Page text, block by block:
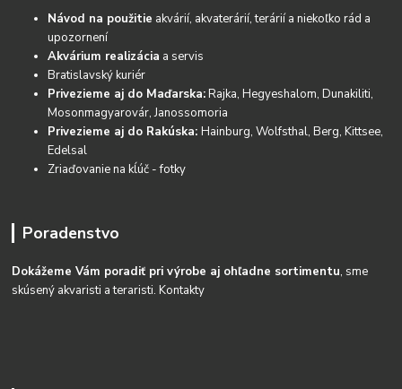
Návod na použitie akvárií, akvaterárií, terárií a niekoľko rád a
upozornení
Akvárium realizácia a servis
Bratislavský kuriér
Privezieme aj do Maďarska:Rajka, Hegyeshalom, Dunakiliti,
Mosonmagyarovár, Janossomoria
Privezieme aj do Rakúska:Hainburg, Wolfsthal, Berg, Kittsee,
Edelsal
Zriaďovanie na kĺúč - fotky
Poradenstvo
Dokážeme Vám poradiť pri výrobe aj ohľadne sortimentu, sme
skúsený akvaristi a teraristi.Kontakty